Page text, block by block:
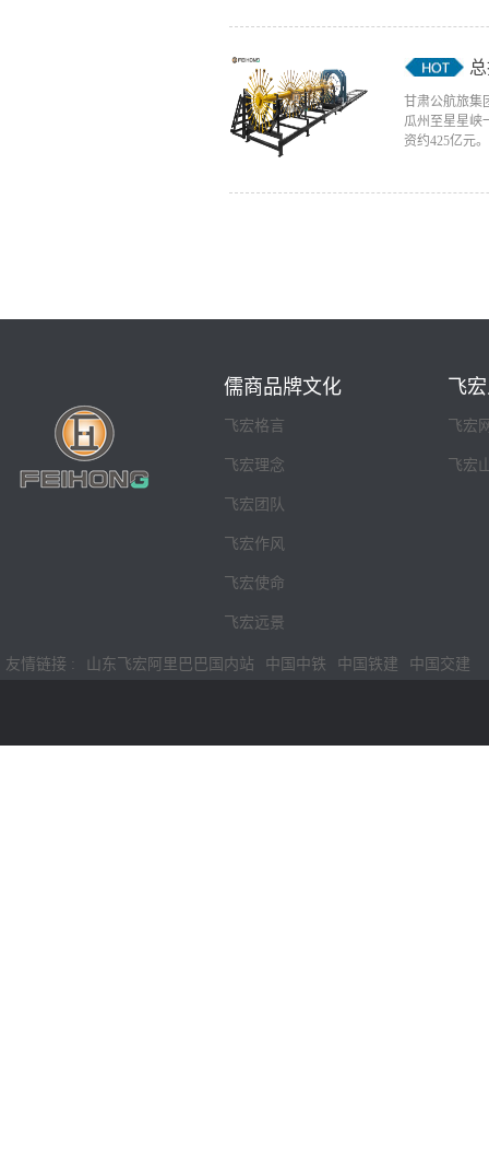
甘肃公航旅集
瓜州至星星峡
资约425亿元
儒商品牌文化
飞宏格言
飞宏理念
飞宏团队
飞宏作风
飞宏使命
飞宏远景
飞
飞宏
飞宏
友情链接 : 山东飞宏阿里巴巴国内站 中国中铁 中国铁建 中国交建